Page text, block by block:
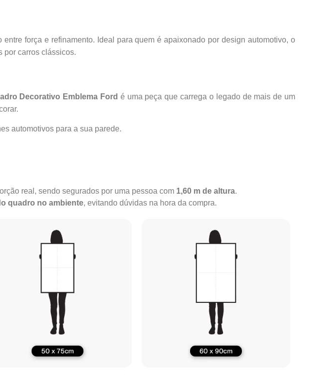
força e refinamento. Ideal para quem é apaixonado por design automotivo, o
por carros clássicos.
Decorativo Emblema Ford é uma peça que carrega o legado de mais de um
automotivos para a sua parede.
real, sendo segurados por uma pessoa com 1,60 m de altura.
quadro no ambiente, evitando dúvidas na hora da compra.